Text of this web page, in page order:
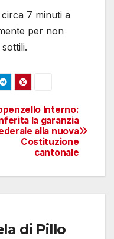
7 minuti a
per non
Interno:
la garanzia
alla nuova
Costituzione
cantonale
di Pillo